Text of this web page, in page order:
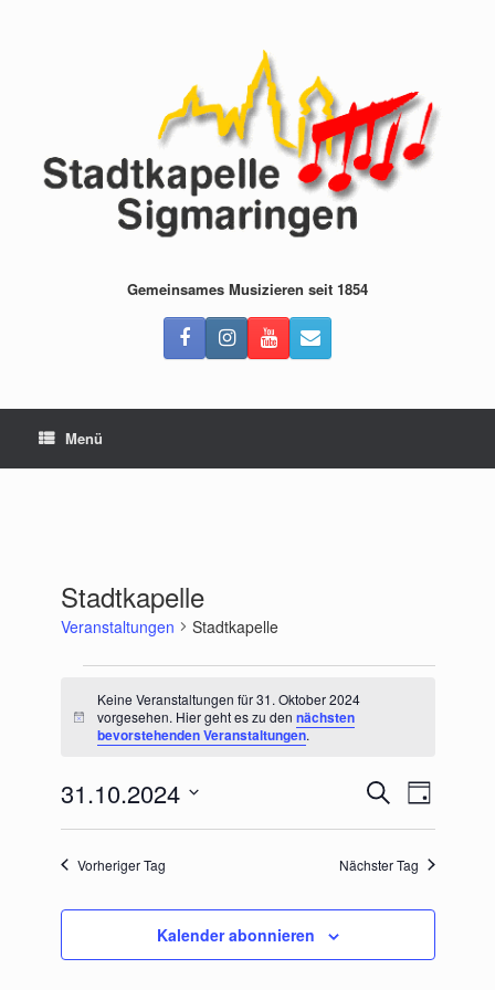
Gemeinsames Musizieren seit 1854
Menü
Stadtkapelle
Veranstaltungen Stadtkapelle
31.
Oktober
Hinweis
Keine Veranstaltungen für 31. Oktober 2024
vorgesehen. Hier geht es zu dennächsten
bevorstehenden Veranstaltungen.
Veranstaltungen
Suche
und
Navigation
Suche
Ansichten-
Navigation
Tag
31.10.2024
Vorheriger Tag Nächster Tag
Kalender abonnieren